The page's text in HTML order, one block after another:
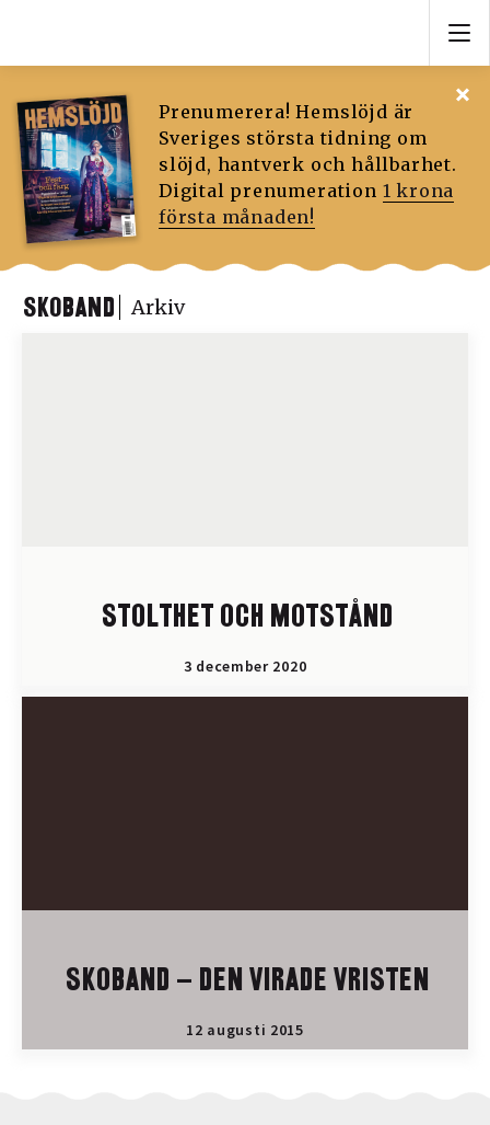
Prenumerera! Hemslöjd är
Sveriges största tidning om
slöjd, hantverk och hållbarhet.
Digital prenumeration 1 krona
första månaden!
SKOBAND Arkiv
STOLTHET OCH MOTSTÅND
3 december 2020
SKOBAND – DEN VIRADE VRISTEN
12 augusti 2015